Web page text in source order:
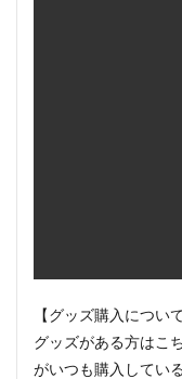
【グッズ購入につい
グッズがある方はこ
がいつも購入してい